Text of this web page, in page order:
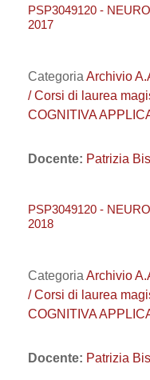
PSP3049120 -
2017
Categoria Archivio
/ Corsi di laurea
COGNITIVA
Docente: Patrizia
PSP3049120 -
2018
Categoria Archivio
/ Corsi di laurea
COGNITIVA
Docente: Patrizia